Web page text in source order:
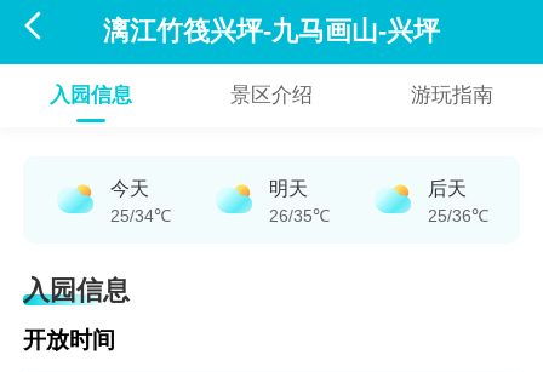
 漓江竹筏兴坪-九马画山-兴坪
入园信息 景区介绍 游玩指南
今天
25/34℃
明天
26/35℃
后天
25/36℃
入园信息
开放时间